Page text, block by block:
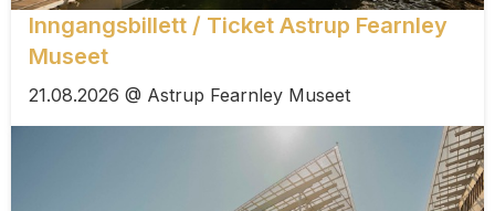
Inngangsbillett / Ticket Astrup Fearnley
Museet
21.08.2026 @ Astrup Fearnley Museet